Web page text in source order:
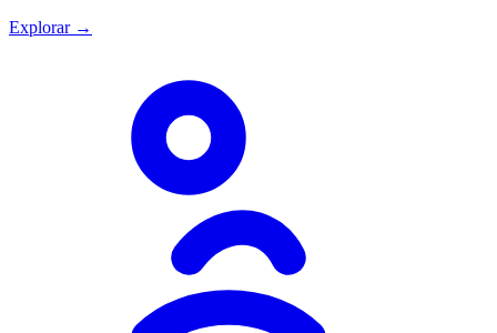
Explorar →